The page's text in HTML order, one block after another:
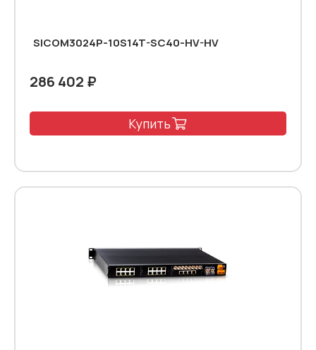
SICOM3024P-10S14T-SC40-HV-HV
286 402 ₽
Купить